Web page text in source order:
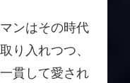
ンはその時代
り入れつつ、
貫して愛され